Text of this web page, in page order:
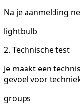
Na je aanmelding
lightbulb
2. Technische test
Je maakt een
gevoel voor
groups